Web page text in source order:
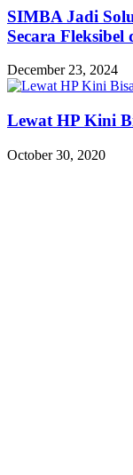
SIMBA Jadi
Secara Fleksibel
December 23, 2024
Lewat HP Kini
October 30, 2020